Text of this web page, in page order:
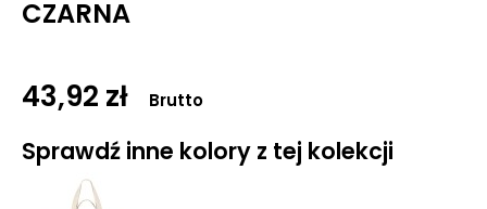
CZARNA
43,92 zł Brutto
Sprawdź inne kolory z tej kolekcji